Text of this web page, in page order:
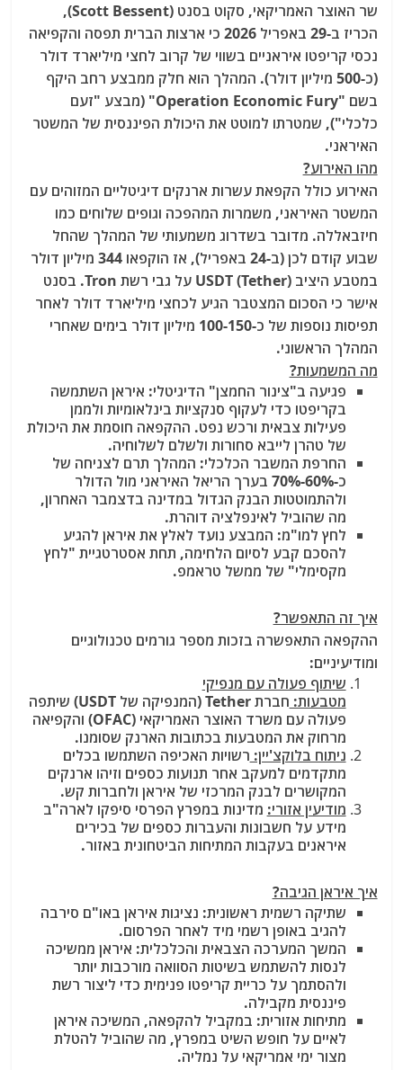
at
s
A
p
p
e
g
ra
m
ai
l
itt
er
c
e
b
o
o
שר האוצר האמריקאי, סקוט בסנט (Scott Bessent),
הכריז ב-29 באפריל 2026 כי ארצות הברית תפסה והקפיאה
נכסי קריפטו איראניים בשווי של קרוב לחצי מיליארד דולר
(כ-500 מיליון דולר). המהלך הוא חלק ממבצע רחב היקף
בשם "Operation Economic Fury" (מבצע "זעם
כלכלי"), שמטרתו למוטט את היכולת הפיננסית של המשטר
האיראני.
מהו האירוע?
האירוע כולל הקפאת עשרות ארנקים דיגיטליים המזוהים עם
המשטר האיראני, משמרות המהפכה וגופים שלוחים כמו
חיזבאללה. מדובר בשדרוג משמעותי של המהלך שהחל
שבוע קודם לכן (ב-24 באפריל), אז הוקפאו 344 מיליון דולר
במטבע היציב USDT (Tether) על גבי רשת Tron. בסנט
אישר כי הסכום המצטבר הגיע לכחצי מיליארד דולר לאחר
תפיסות נוספות של כ-100-150 מיליון דולר בימים שאחרי
המהלך הראשוני.
מה המשמעות?
פגיעה ב"צינור החמצן" הדיגיטלי: איראן השתמשה
בקריפטו כדי לעקוף סנקציות בינלאומיות ולממן
פעילות צבאית ורכש נפט. ההקפאה חוסמת את היכולת
של טהרן לייבא סחורות ולשלם לשלוחיה.
החרפת המשבר הכלכלי: המהלך תרם לצניחה של
כ-60%-70% בערך הריאל האיראני מול הדולר
ולהתמוטטות הבנק הגדול במדינה בדצמבר האחרון,
מה שהוביל לאינפלציה דוהרת.
לחץ למו"מ: המבצע נועד לאלץ את איראן להגיע
להסכם קבע לסיום הלחימה, תחת אסטרטגיית "לחץ
מקסימלי" של ממשל טראמפ.
איך זה התאפשר?
ההקפאה התאפשרה בזכות מספר גורמים טכנולוגיים
ומודיעיניים:
שיתוף פעולה עם מנפיקי
מטבעות:
חברת Tether (המנפיקה של USDT) שיתפה
פעולה עם משרד האוצר האמריקאי (OFAC) והקפיאה
מרחוק את המטבעות בכתובות הארנק שסומנו.
ניתוח בלוקצ'יין: רשויות האכיפה השתמשו בכלים
מתקדמים למעקב אחר תנועות כספים וזיהו ארנקים
המקושרים לבנק המרכזי של איראן ולחברות קש.
מודיעין אזורי: מדינות במפרץ הפרסי סיפקו לארה"ב
מידע על חשבונות והעברות כספים של בכירים
איראנים בעקבות המתיחות הביטחונית באזור.
איך איראן הגיבה?
שתיקה רשמית ראשונית: נציגות איראן באו"ם סירבה
להגיב באופן רשמי מיד לאחר הפרסום.
המשך המערכה הצבאית והכלכלית: איראן ממשיכה
לנסות להשתמש בשיטות הסוואה מורכבות יותר
ולהסתמך על כריית קריפטו פנימית כדי ליצור רשת
פיננסית מקבילה.
מתיחות אזורית: במקביל להקפאה, המשיכה איראן
לאיים על חופש השיט במפרץ, מה שהוביל להטלת
מצור ימי אמריקאי על נמליה.